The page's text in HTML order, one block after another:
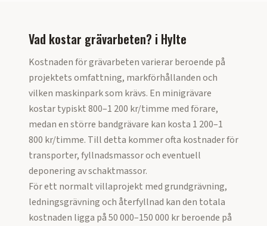
Vad kostar grävarbeten? i Hylte
Kostnaden för grävarbeten varierar beroende på
projektets omfattning, markförhållanden och
vilken maskinpark som krävs. En minigrävare
kostar typiskt 800–1 200 kr/timme med förare,
medan en större bandgrävare kan kosta 1 200–1
800 kr/timme. Till detta kommer ofta kostnader för
transporter, fyllnadsmassor och eventuell
deponering av schaktmassor.
För ett normalt villaprojekt med grundgrävning,
ledningsgrävning och återfyllnad kan den totala
kostnaden ligga på 50 000–150 000 kr beroende på